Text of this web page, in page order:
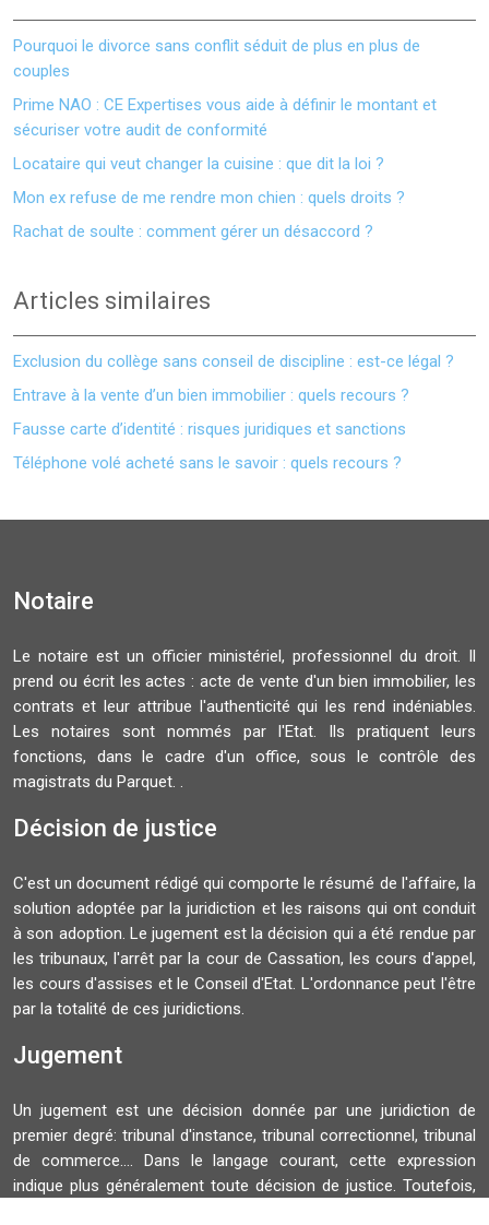
Pourquoi le divorce sans conflit séduit de plus en plus de
couples
Prime NAO : CE Expertises vous aide à définir le montant et
sécuriser votre audit de conformité
Locataire qui veut changer la cuisine : que dit la loi ?
Mon ex refuse de me rendre mon chien : quels droits ?
Rachat de soulte : comment gérer un désaccord ?
Articles similaires
Exclusion du collège sans conseil de discipline : est-ce légal ?
Entrave à la vente d’un bien immobilier : quels recours ?
Fausse carte d’identité : risques juridiques et sanctions
Téléphone volé acheté sans le savoir : quels recours ?
Notaire
Le notaire est un officier ministériel, professionnel du droit. Il
prend ou écrit les actes : acte de vente d'un bien immobilier, les
contrats et leur attribue l'authenticité qui les rend indéniables.
Les notaires sont nommés par l'Etat. Ils pratiquent leurs
fonctions, dans le cadre d'un office, sous le contrôle des
magistrats du Parquet. .
Décision de justice
C'est un document rédigé qui comporte le résumé de l'affaire, la
solution adoptée par la juridiction et les raisons qui ont conduit
à son adoption. Le jugement est la décision qui a été rendue par
les tribunaux, l'arrêt par la cour de Cassation, les cours d'appel,
les cours d'assises et le Conseil d'Etat. L'ordonnance peut l'être
par la totalité de ces juridictions.
Jugement
Un jugement est une décision donnée par une juridiction de
premier degré: tribunal d'instance, tribunal correctionnel, tribunal
de commerce.... Dans le langage courant, cette expression
indique plus généralement toute décision de justice. Toutefois,